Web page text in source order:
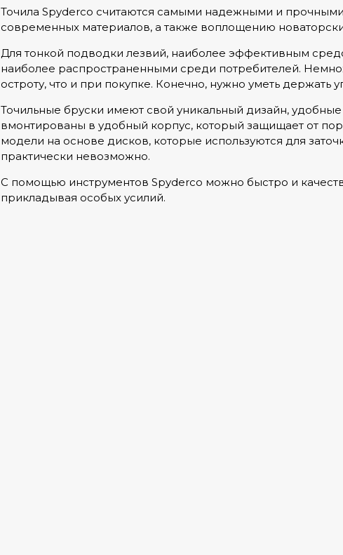
Точила Spyderco считаются самыми надежными и
современных материалов, а также воплощению
Для тонкой подводки лезвий, наиболее эффективным
наиболее распространенными среди потребителей.
остроту, что и при покупке. Конечно, нужно уметь держать
Точильные бруски имеют свой уникальный дизайн,
вмонтированы в удобный корпус, который защищает от
модели на основе дисков, которые используются для
практически невозможно.
С помощью инструментов Spyderco можно быстро и
прикладывая особых усилий.